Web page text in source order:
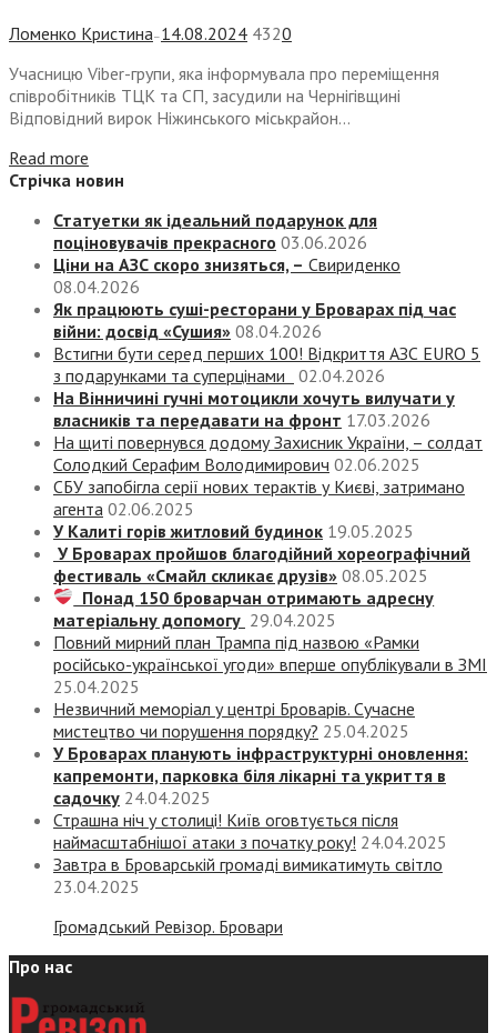
Ломенко Кристина — 14.08.2024 4320
Учасницю Viber-групи, яка інформувала про переміщення
співробітників ТЦК та СП, засудили на Чернігівщині
Відповідний вирок Ніжинського міськрайон...
Read more
Стрічка новин
Статуетки як ідеальний подарунок для
поціновувачів прекрасного 03.06.2026
Ціни на АЗС скоро знизяться, – Свириденко
08.04.2026
Як працюють суші-ресторани у Броварах під час
війни: досвід «Сушия» 08.04.2026
Встигни бути серед перших 100! Відкриття АЗС EURO 5
з подарунками та суперцінами
02.04.2026
На Вінничині гучні мотоцикли хочуть вилучати у
власників та передавати на фронт 17.03.2026
На щиті повернувся додому Захисник України, – солдат
Солодкий Серафим Володимирович 02.06.2025
СБУ запобігла серії нових терактів у Києві, затримано
агента 02.06.2025
У Калиті горів житловий будинок 19.05.2025
У Броварах пройшов благодійний хореографічний
фестиваль «Смайл скликає друзів» 08.05.2025
Понад 150 броварчан отримають адресну
матеріальну допомогу 29.04.2025
Повний мирний план Трампа під назвою «‎Рамки
російсько-української угоди» вперше опублікували в ЗМІ
25.04.2025
Незвичний меморіал у центрі Броварів. Сучасне
мистецтво чи порушення порядку? 25.04.2025
У Броварах планують інфраструктурні оновлення:
капремонти, парковка біля лікарні та укриття в
садочку 24.04.2025
Страшна ніч у столиці! Київ оговтується після
наймасштабнішої атаки з початку року! 24.04.2025
Завтра в Броварській громаді вимикатимуть світло
23.04.2025
Громадський Ревізор. Бровари
Про нас